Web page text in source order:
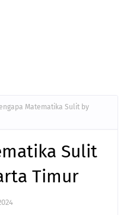
Matematika Sulit by
Sulit
Timur